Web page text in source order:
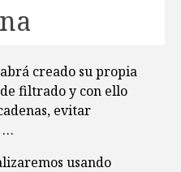
creado su propia
filtrado y con ello
evitar
…
usando